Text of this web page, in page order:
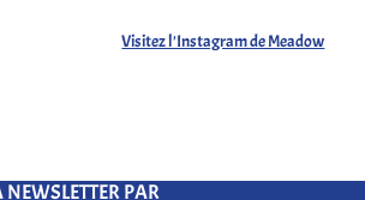
Visitez l'Instagram de Meadow
PAR